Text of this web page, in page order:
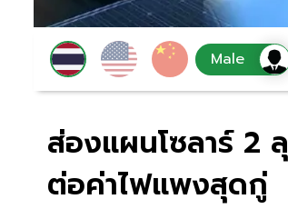
ส่องแผนโซลาร์ 2
ต่อค่าไฟแพงสุดกู่